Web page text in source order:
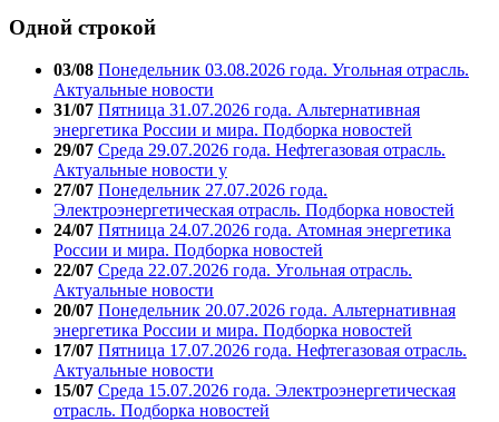
Одной строкой
03/08 Понедельник 03.08.2026 года. Угольная отрасль.
Актуальные новости
31/07 Пятница 31.07.2026 года. Альтернативная
энергетика России и мира. Подборка новостей
29/07 Среда 29.07.2026 года. Нефтегазовая отрасль.
Актуальные новости у
27/07 Понедельник 27.07.2026 года.
Электроэнергетическая отрасль. Подборка новостей
24/07 Пятница 24.07.2026 года. Атомная энергетика
России и мира. Подборка новостей
22/07 Среда 22.07.2026 года. Угольная отрасль.
Актуальные новости
20/07 Понедельник 20.07.2026 года. Альтернативная
энергетика России и мира. Подборка новостей
17/07 Пятница 17.07.2026 года. Нефтегазовая отрасль.
Актуальные новости
15/07 Среда 15.07.2026 года. Электроэнергетическая
отрасль. Подборка новостей